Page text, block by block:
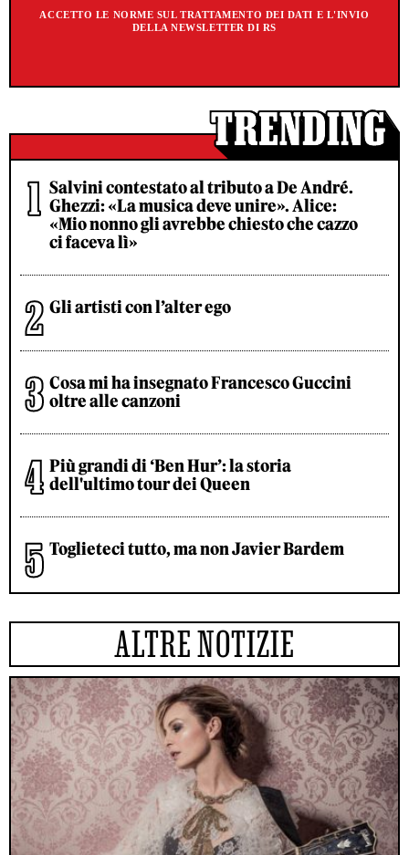
ACCETTO LE NORME SUL TRATTAMENTO DEI DATI E L'INVIO
DELLA NEWSLETTER DI RS
Salvini contestato al tributo a De André.
Ghezzi: «La musica deve unire». Alice:
«Mio nonno gli avrebbe chiesto che cazzo
ci faceva lì»
Gli artisti con l’alter ego
Cosa mi ha insegnato Francesco Guccini
oltre alle canzoni
Più grandi di ‘Ben Hur’: la storia
dell'ultimo tour dei Queen
Toglieteci tutto, ma non Javier Bardem
ALTRE NOTIZIE